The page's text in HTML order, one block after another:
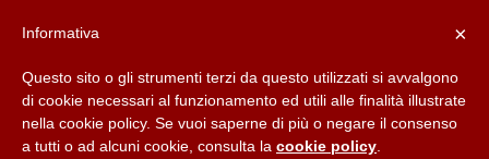
×
Informativa
Questo sito o gli strumenti terzi da questo utilizzati si avvalgono
di cookie necessari al funzionamento ed utili alle finalità illustrate
nella cookie policy. Se vuoi saperne di più o negare il consenso
a tutti o ad alcuni cookie, consulta la cookie policy